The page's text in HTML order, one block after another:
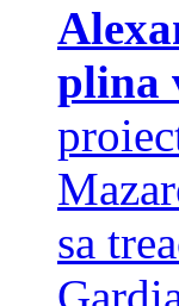
plina
sa